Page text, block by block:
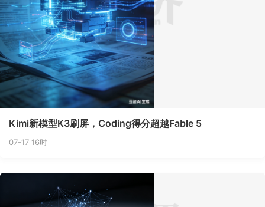
Kimi新模型K3刷屏，Coding得分超越Fable 5
07-17 16时